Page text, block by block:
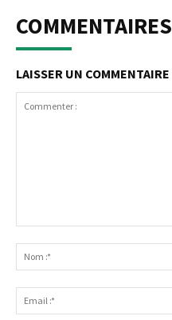
COMMENTAIRES
LAISSER UN COMMENTAIRE